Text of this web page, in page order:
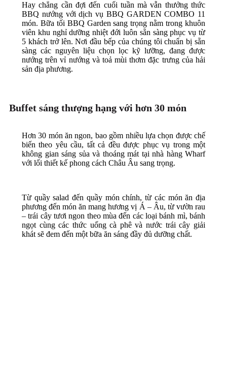
Hay chẳng cần đợi đến cuối tuần mà vẫn thưởng thức
BBQ nướng với dịch vụ BBQ GARDEN COMBO 11
món. Bữa tối BBQ Garden sang trọng nằm trong khuôn
viên khu nghỉ dưỡng nhiệt đới luôn sẵn sàng phục vụ từ
5 khách trở lên. Nơi đầu bếp của chúng tôi chuẩn bị sẵn
sàng các nguyên liệu chọn lọc kỹ lưỡng, đang được
nướng trên vỉ nướng và toả mùi thơm đặc trưng của hải
sản địa phương.
Buffet sáng thượng hạng với hơn 30 món
Hơn 30 món ăn ngon, bao gồm nhiều lựa chọn được chế
biến theo yêu cầu, tất cả đều được phục vụ trong một
không gian sáng sủa và thoáng mát tại nhà hàng Wharf
với lối thiết kế phong cách Châu Âu sang trọng.
Từ quầy salad đến quầy món chính, từ các món ăn địa
phương đến món ăn mang hương vị Á – Âu, từ vườn rau
– trái cây tươi ngon theo mùa đến các loại bánh mì, bánh
ngọt cùng các thức uống cà phê và nước trái cây giải
khát sẽ đem đến một bữa ăn sáng đầy đủ dưỡng chất.